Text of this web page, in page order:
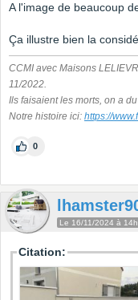
A l'image de beaucoup
Ça illustre bien la
CCMI avec Maisons
11/2022.
Ils faisaient les morts, on a
Notre histoire ici: https://
0
Le 16/11/2024 à
Citation: